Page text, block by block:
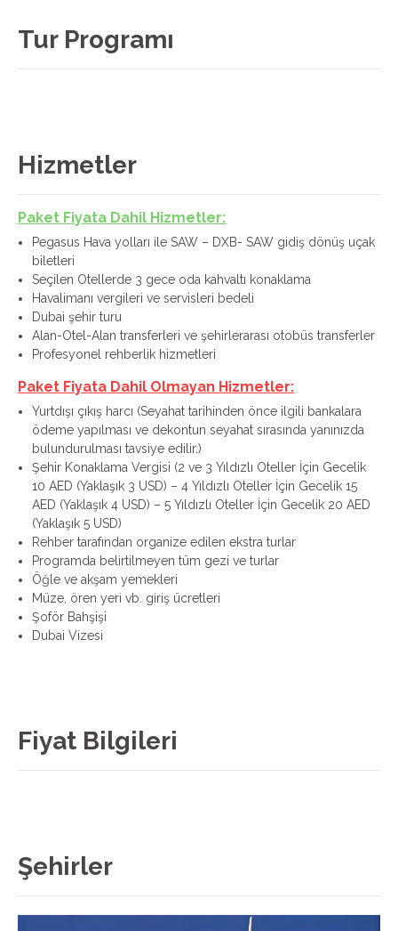
Tur Programı
Hizmetler
Paket Fiyata Dahil Hizmetler:
Pegasus Hava yolları ile SAW – DXB- SAW gidiş dönüş uçak
biletleri
Seçilen Otellerde 3 gece oda kahvaltı konaklama
Havalimanı vergileri ve servisleri bedeli
Dubai şehir turu
Alan-Otel-Alan transferleri ve şehirlerarası otobüs transferler
Profesyonel rehberlik hizmetleri
Paket Fiyata Dahil Olmayan Hizmetler:
Yurtdışı çıkış harcı (Seyahat tarihinden önce ilgili bankalara
ödeme yapılması ve dekontun seyahat sırasında yanınızda
bulundurulması tavsiye edilir.)
Şehir Konaklama Vergisi (2 ve 3 Yıldızlı Oteller İçin Gecelik
10 AED (Yaklaşık 3 USD) – 4 Yıldızlı Oteller İçin Gecelik 15
AED (Yaklaşık 4 USD) – 5 Yıldızlı Oteller İçin Gecelik 20 AED
(Yaklaşık 5 USD)
Rehber tarafından organize edilen ekstra turlar
Programda belirtilmeyen tüm gezi ve turlar
Öğle ve akşam yemekleri
Müze, ören yeri vb. giriş ücretleri
Şoför Bahşişi
Dubai Vizesi
Fiyat Bilgileri
Şehirler